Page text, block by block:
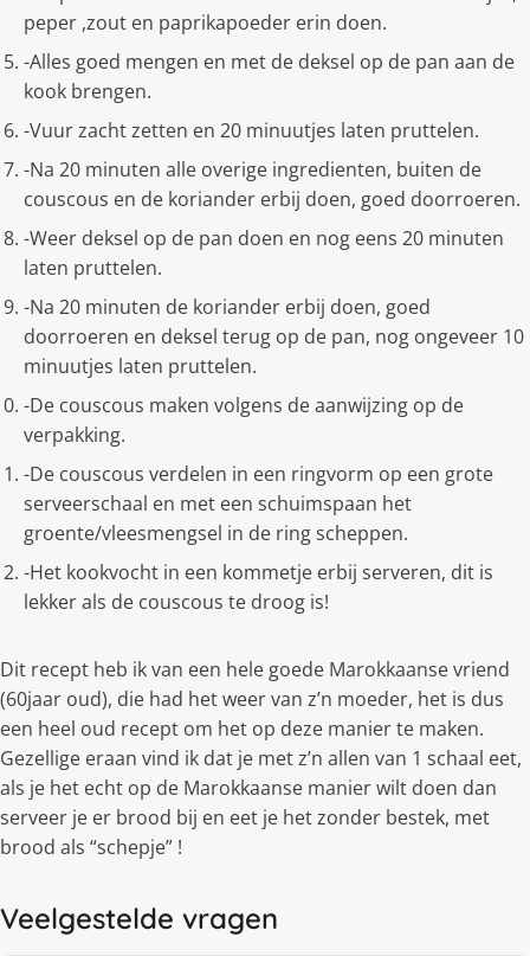
peper ,zout en paprikapoeder erin doen.
-Alles goed mengen en met de deksel op de pan aan de
kook brengen.
-Vuur zacht zetten en 20 minuutjes laten pruttelen.
-Na 20 minuten alle overige ingredienten, buiten de
couscous en de koriander erbij doen, goed doorroeren.
-Weer deksel op de pan doen en nog eens 20 minuten
laten pruttelen.
-Na 20 minuten de koriander erbij doen, goed
doorroeren en deksel terug op de pan, nog ongeveer 10
minuutjes laten pruttelen.
-De couscous maken volgens de aanwijzing op de
verpakking.
-De couscous verdelen in een ringvorm op een grote
serveerschaal en met een schuimspaan het
groente/vleesmengsel in de ring scheppen.
-Het kookvocht in een kommetje erbij serveren, dit is
lekker als de couscous te droog is!
Dit recept heb ik van een hele goede Marokkaanse vriend
(60jaar oud), die had het weer van z’n moeder, het is dus
een heel oud recept om het op deze manier te maken.
Gezellige eraan vind ik dat je met z’n allen van 1 schaal eet,
als je het echt op de Marokkaanse manier wilt doen dan
serveer je er brood bij en eet je het zonder bestek, met
brood als “schepje” !
Veelgestelde vragen